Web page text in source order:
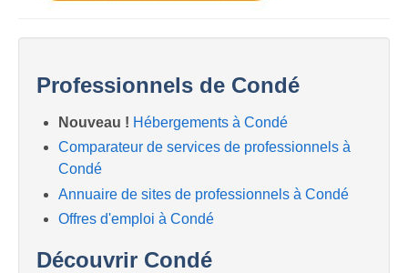
Professionnels de Condé
Nouveau ! Hébergements à Condé
Comparateur de services de professionnels à
Condé
Annuaire de sites de professionnels à Condé
Offres d'emploi à Condé
Découvrir Condé